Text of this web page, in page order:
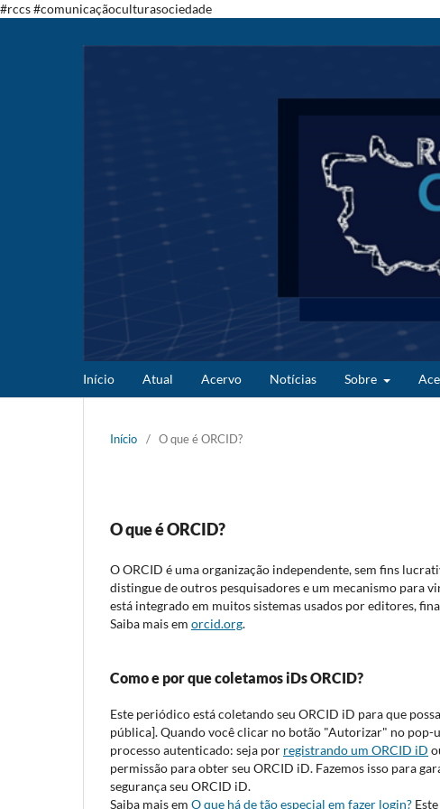
#rccs #comunicaçãoculturasociedade
Início Atual Acervo Notícias Sobre
Início / O que é ORCID?
O que é ORCID?
O ORCID é uma organização independente, sem fins
distingue de outros pesquisadores e um mecanismo para
está integrado em muitos sistemas usados por editores,
Saiba mais em orcid.org.
Como e por que coletamos iDs ORCID?
Este periódico está coletando seu ORCID iD para que
pública]. Quando você clicar no botão "Autorizar" no pop-
processo autenticado: seja por registrando um ORCID iD
permissão para obter seu ORCID iD. Fazemos isso para
segurança seu ORCID iD.
Saiba mais em O que há de tão especial em fazer login?